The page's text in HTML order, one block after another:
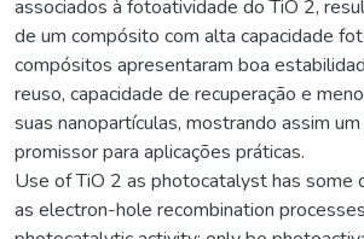
associados à fotoatividade do TiO 2,
de um compósito com alta capacidade
compósitos apresentaram boa
reuso, capacidade de recuperação e
suas nanopartículas, mostrando assim
promissor para aplicações práticas.
Use of TiO 2 as photocatalyst has some
as electron-hole recombination